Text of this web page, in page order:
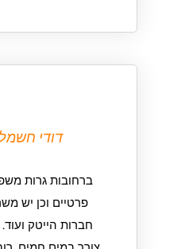
דודי
ברחובות גרות
פרטיים וכן יש
חברות הייטק